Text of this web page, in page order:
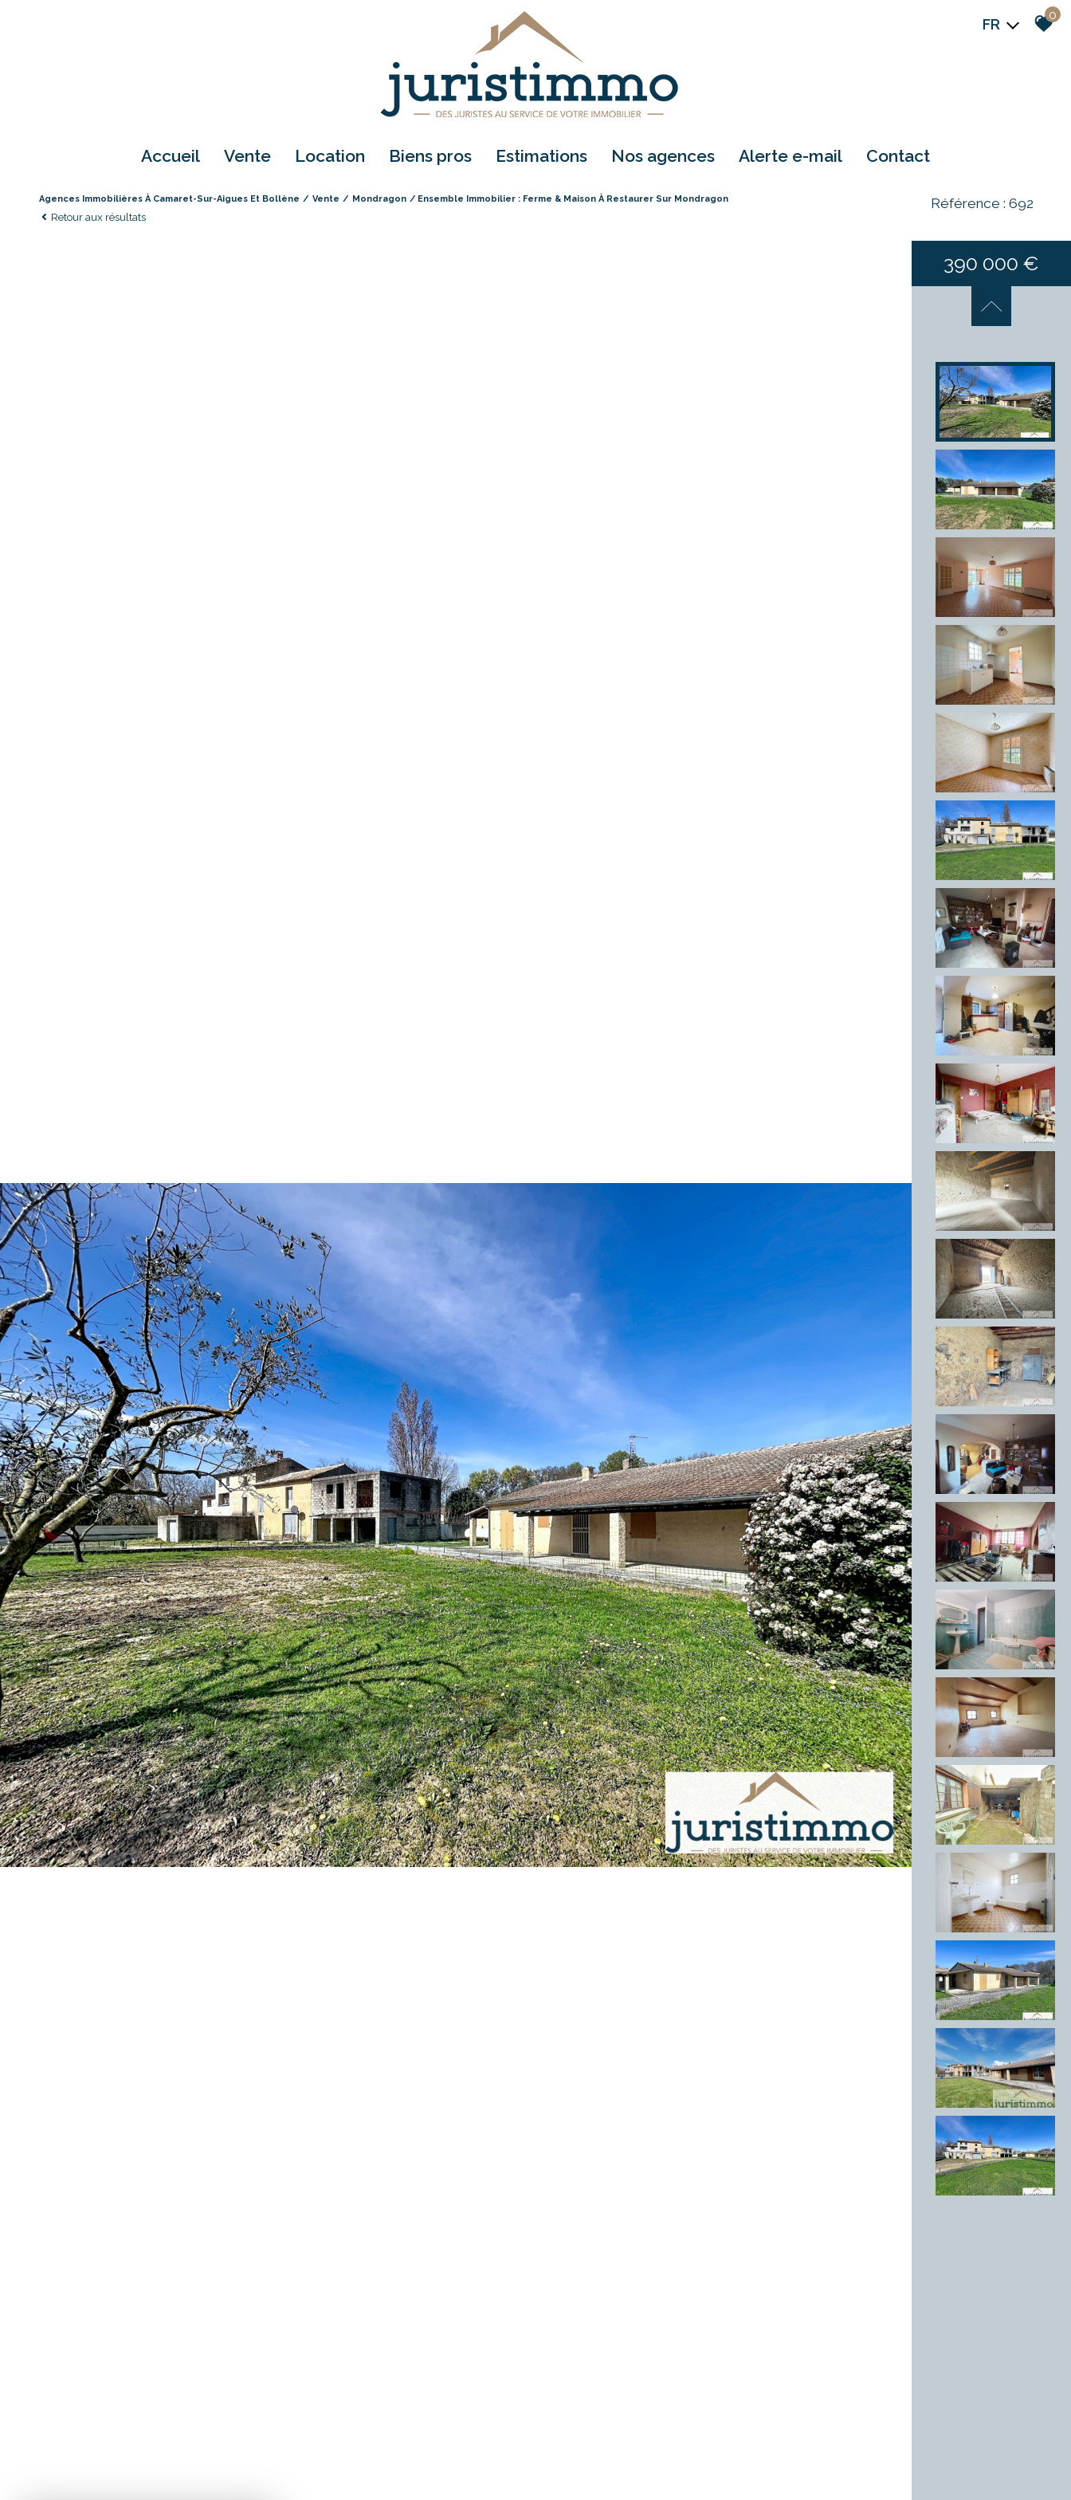
FR
0
accueil vente location biens pros
location
estimations nos agences alerte e-mail contact
Agences Immobilières À Camaret-Sur-Aigues Et Bollène Vente Mondragon Ensemble Immobilier : Ferme & Maison À Restaurer Sur Mondragon
Retour aux résultats
Référence : 692
390 000 €